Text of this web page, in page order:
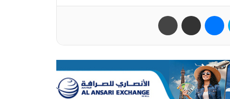
سكايب ماسنجر مشاركة عبر البريد